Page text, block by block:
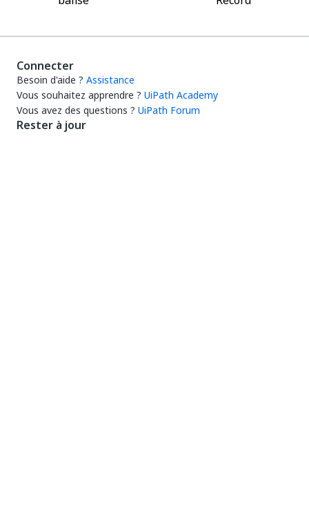
Connecter
Besoin d'aide ? Assistance
Vous souhaitez apprendre ? UiPath Academy
Vous avez des questions ? UiPath Forum
Rester à jour